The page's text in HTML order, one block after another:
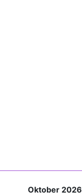
Oktober 2026